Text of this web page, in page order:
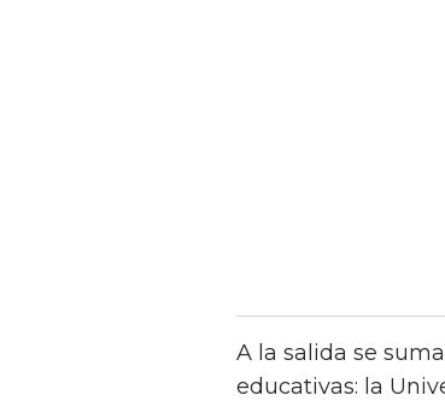
A la salida se
educativas: la